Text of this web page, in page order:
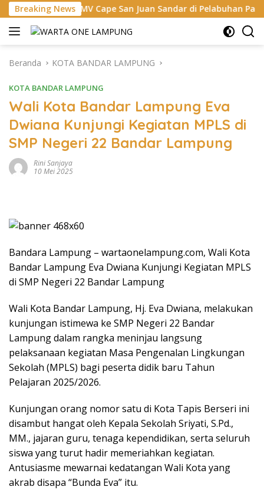
Langsung
ke
konten
Breaking News
MV Cape San Juan Sandar di Pelabuhan Panjang, Pelindo
Beranda KOTA BANDAR LAMPUNG
KOTA BANDAR LAMPUNG
Wali Kota Bandar Lampung Eva
Dwiana Kunjungi Kegiatan MPLS di
SMP Negeri 22 Bandar Lampung
Rini Sanjaya
10 Mei 2025
Bandara Lampung – wartaonelampung.com, Wali Kota
Bandar Lampung Eva Dwiana Kunjungi Kegiatan MPLS
di SMP Negeri 22 Bandar Lampung
Wali Kota Bandar Lampung, Hj. Eva Dwiana, melakukan
kunjungan istimewa ke SMP Negeri 22 Bandar
Lampung dalam rangka meninjau langsung
pelaksanaan kegiatan Masa Pengenalan Lingkungan
Sekolah (MPLS) bagi peserta didik baru Tahun
Pelajaran 2025/2026.
Kunjungan orang nomor satu di Kota Tapis Berseri ini
disambut hangat oleh Kepala Sekolah Sriyati, S.Pd.,
MM., jajaran guru, tenaga kependidikan, serta seluruh
siswa yang turut hadir memeriahkan kegiatan.
Antusiasme mewarnai kedatangan Wali Kota yang
akrab disapa “Bunda Eva” itu.